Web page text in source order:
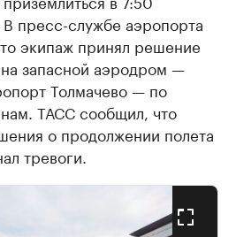
пресс-службе аэропорта
экипаж принял решение
запасной аэродром —
Толмачево — по
ТАСС сообщил, что
о продолжении полета
тревоги.